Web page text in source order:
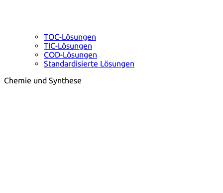
TOC-Lösungen
TIC-Lösungen
COD-Lösungen
Standardisierte Lösungen
Chemie und Synthese